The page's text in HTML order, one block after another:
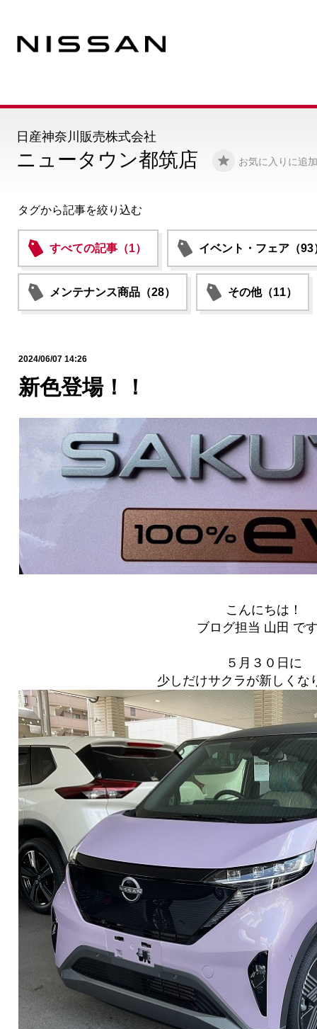
ニュータウン都筑店 お気に入りに追加
日産神奈川販売株式会社
タグから記事を絞り込む
すべての記事（1） イベント・フェア（93
メンテナンス商品（28） その他（11）
2024/06/07 14:26
新色登場！！
こんにちは！
ブログ担当 山田 で
５月３０日に
少しだけサクラが新しくな